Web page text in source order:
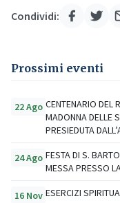
Condividi:
Prossimi eventi
22 Ago CENTENARIO DEL
MADONNA DELLE
PRESIEDUTA
24 Ago FESTA DI S.
MESSA PRESSO
16 Nov ESERCIZI